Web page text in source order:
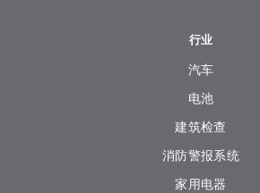
行业
汽车
电池
建筑检查
消防警报系统
家用电器